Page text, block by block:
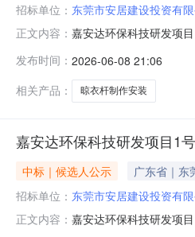
招标单位： 东莞市安居建设投资有
正文内容： 嘉安达环保科技研发项
环保科技研发项目1号
因：通过资格审查的有效
发布时间： 2026-06-08 21:06
相关产品：
晾衣杆制作安装
嘉安达环保科技研发项目1
中标｜候选人公示 广东省｜东
招标单位： 东莞市安居建设投资有
正文内容： 嘉安达环保科技研发项